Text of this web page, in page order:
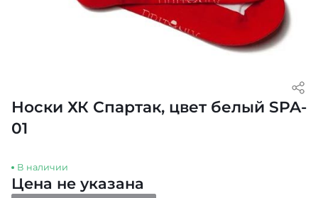
Носки ХК Спартак, цвет белый SPA-
01
В наличии
Цена не указана